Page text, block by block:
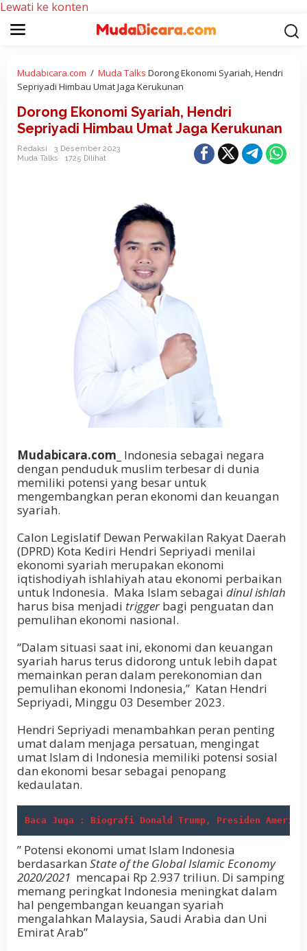
Lewati ke konten
Mudabicara.com / Muda Talks Dorong Ekonomi Syariah, Hendri
Sepriyadi Himbau Umat Jaga Kerukunan
Dorong Ekonomi Syariah, Hendri
Sepriyadi Himbau Umat Jaga Kerukunan
Redaksi
3 Desember 2023
Muda Talks
1725 Dilihat
Mudabicara.com_ Indonesia sebagai negara
dengan penduduk muslim terbesar di dunia
memiliki potensi yang besar untuk
mengembangkan peran ekonomi dan keuangan
syariah.
Calon Legislatif Dewan Perwakilan Rakyat Daerah
(DPRD) Kota Kediri Hendri Sepriyadi menilai
ekonomi syariah merupakan ekonomi
iqtishodiyah ishlahiyah atau ekonomi perbaikan
untuk Indonesia. Maka Islam sebagai dinul ishlah
harus bisa menjadi trigger bagi penguatan dan
pemulihan ekonomi nasional.
“Dalam situasi saat ini, ekonomi dan keuangan
syariah harus terus didorong untuk lebih dapat
memainkan peran dalam perekonomian dan
pemulihan ekonomi Indonesia,” Katan Hendri
Sepriyadi, Minggu 03 Desember 2023.
Hendri Sepriyadi menambahkan peran penting
umat dalam menjaga persatuan, mengingat
umat Islam di Indonesia memiliki potensi sosial
dan ekonomi besar sebagai penopang
kedaulatan.
Baca Juga : Biografi Donald Trump, Presiden
” Potensi ekonomi umat Islam Indonesia
berdasarkan State of the Global Islamic Economy
2020/2021 mencapai Rp 2.937 triliun. Di samping
memang peringkat Indonesia meningkat dalam
hal pengembangan keuangan syariah
mengalahkan Malaysia, Saudi Arabia dan Uni
Emirat Arab”